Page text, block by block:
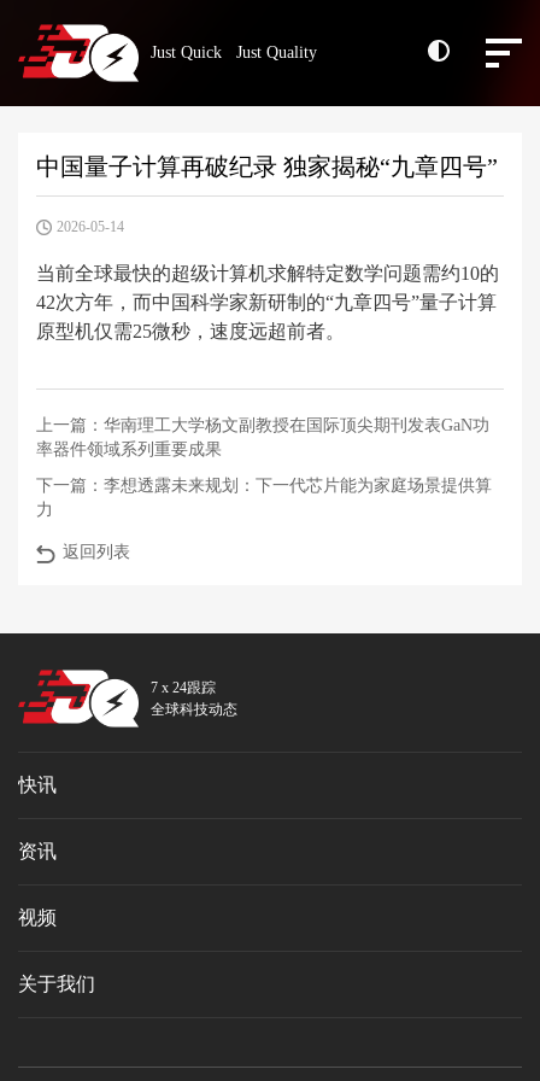
Just Quick Just Quality
中国量子计算再破纪录 独家揭秘“九章四号”
2026-05-14
当前全球最快的超级计算机求解特定数学问题需约10的
42次方年，而中国科学家新研制的“九章四号”量子计算
原型机仅需25微秒，速度远超前者。
上一篇： 华南理工大学杨文副教授在国际顶尖期刊发表GaN功
率器件领域系列重要成果
下一篇： 李想透露未来规划：下一代芯片能为家庭场景提供算
力
返回列表
7 x 24跟踪
全球科技动态
快讯
资讯
视频
关于我们